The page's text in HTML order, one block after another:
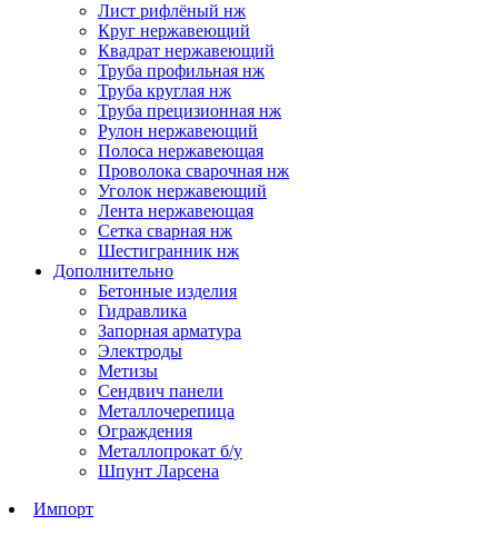
Лист рифлёный нж
Круг нержавеющий
Квадрат нержавеющий
Труба профильная нж
Труба круглая нж
Труба прецизионная нж
Рулон нержавеющий
Полоса нержавеющая
Проволока сварочная нж
Уголок нержавеющий
Лента нержавеющая
Сетка сварная нж
Шестигранник нж
Дополнительно
Бетонные изделия
Гидравлика
Запорная арматура
Электроды
Метизы
Сендвич панели
Металлочерепица
Ограждения
Металлопрокат б/у
Шпунт Ларсена
Импорт